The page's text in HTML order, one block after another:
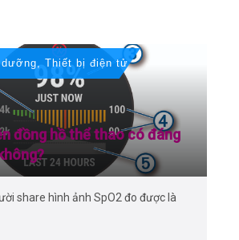
, Thiết bị điện tử
đồng hồ thể thao có đáng
share hình ảnh SpO2 đo được là